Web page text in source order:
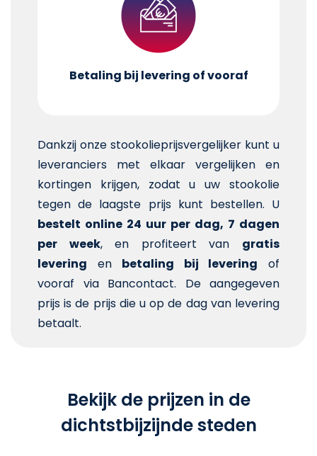
Betaling bij levering of vooraf
Dankzij onze stookolieprijsvergelijker kunt u
leveranciers met elkaar vergelijken en
kortingen krijgen, zodat u uw stookolie
tegen de laagste prijs kunt bestellen. U
bestelt online 24 uur per dag, 7 dagen
per week, en profiteert van gratis
levering en betaling bij levering of
vooraf via Bancontact. De aangegeven
prijs is de prijs die u op de dag van levering
betaalt.
Bekijk de prijzen in de
dichtstbijzijnde steden